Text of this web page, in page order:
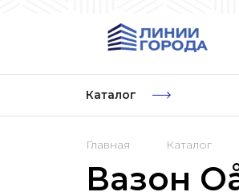
Каталог
Главная Каталог
Вазон